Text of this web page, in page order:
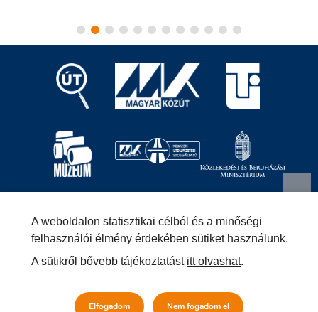
1024 Budapest, Fényes
Elek utca 7-13.
+36 (1) 819-9000 info@kozut.hu
MKNZRT (KRID: 153207128) Hivatali Kapu
Közérdekű adatok Impresszum
Másolatkészítési szabályzat –
Jogi közlemény
Általános szerződési feltételek
A weboldalon statisztikai célból és a minőségi
felhasználói élmény érdekében sütiket használunk.
A sütikről bővebb tájékoztatást itt olvashat.
Elfogadom Nem fogadom el